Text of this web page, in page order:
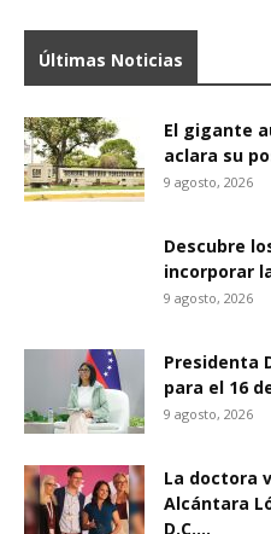
Últimas Noticias
El gigante
aclara su
9 agosto, 2026
Descubre
incorporar
9 agosto, 2026
Presidenta
para el 16
9 agosto, 2026
La doctora
Alcántara
D.C....